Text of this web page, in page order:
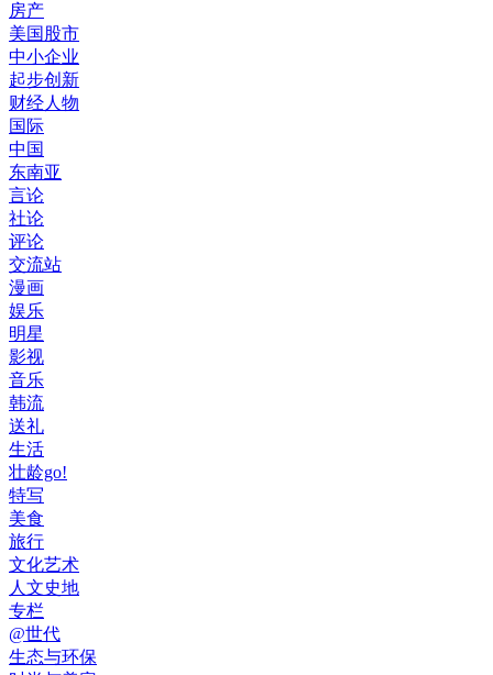
房产
美国股市
中小企业
起步创新
财经人物
国际
中国
东南亚
言论
社论
评论
交流站
漫画
娱乐
明星
影视
音乐
韩流
送礼
生活
壮龄go!
特写
美食
旅行
文化艺术
人文史地
专栏
@世代
生态与环保